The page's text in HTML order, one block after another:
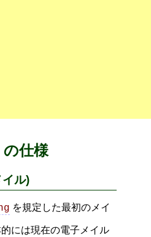
仕様
ル)
を規定した最初のメイ
には現在の電子メイル